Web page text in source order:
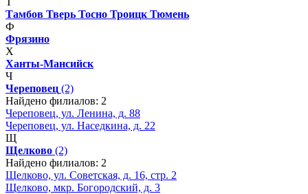
Тамбов Тверь Тосно Троицк Тюмень
Ф
Фрязино
Х
Ханты-Мансийск
Ч
Череповец (2)
Найдено филиалов: 2
Череповец, ул. Ленина, д. 88
Череповец, ул. Наседкина, д. 22
Щ
Щелково (2)
Найдено филиалов: 2
Щелково, ул. Советская, д. 16, стр. 2
Щелково, мкр. Богородский, д. 3